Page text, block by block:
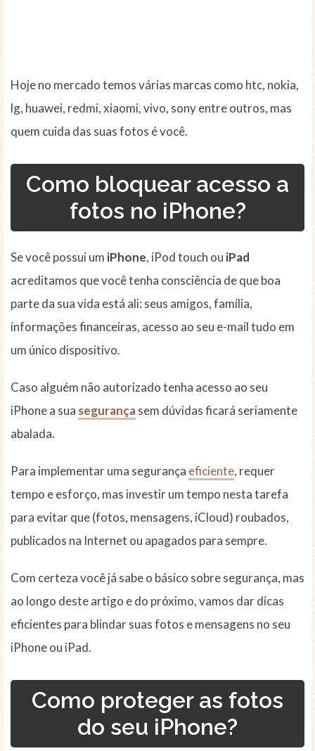
Hoje no mercado temos várias marcas como htc, nokia,
lg, huawei, redmi, xiaomi, vivo, sony entre outros, mas
quem cuida das suas fotos é você.
Como bloquear acesso a
fotos no iPhone?
Se você possui um iPhone, iPod touch ou iPad
acreditamos que você tenha consciência de que boa
parte da sua vida está ali: seus amigos, família,
informações financeiras, acesso ao seu e-mail tudo em
um único dispositivo.
Caso alguém não autorizado tenha acesso ao seu
iPhone a sua segurançasem dúvidas ficará seriamente
abalada.
Para implementar uma segurança eficiente, requer
tempo e esforço, mas investir um tempo nesta tarefa
para evitar que (fotos, mensagens, iCloud) roubados,
publicados na Internet ou apagados para sempre.
Com certeza você já sabe o básico sobre segurança, mas
ao longo deste artigo e do próximo, vamos dar dicas
eficientes para blindar suas fotos e mensagens no seu
iPhone ou iPad.
Como proteger as fotos
do seu iPhone?